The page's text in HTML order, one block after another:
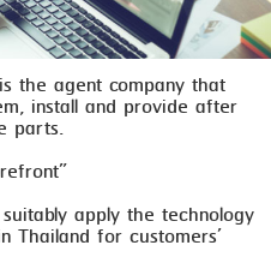
the agent company that
install and provide after
parts.
apply the technology
Thailand for customers’